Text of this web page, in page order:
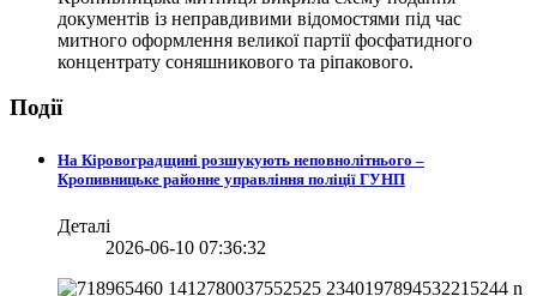
документів із неправдивими відомостями під час
митного оформлення великої партії фосфатидного
концентрату соняшникового та ріпакового.
Події
На Кіровоградщині розшукують неповнолітнього –
Кропивницьке районне управління поліції ГУНП
Деталі
2026-06-10 07:36:32